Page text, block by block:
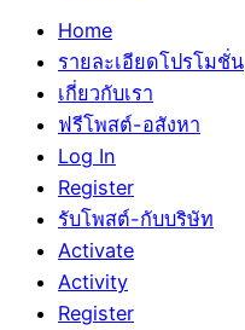
Home
รายละเอียดโปรโมชั่น
เกี่ยวกับเรา
ฟรีโพสต์-อสังหา
Log In
Register
รับโพสต์-กับบริษัท
Activate
Activity
Register